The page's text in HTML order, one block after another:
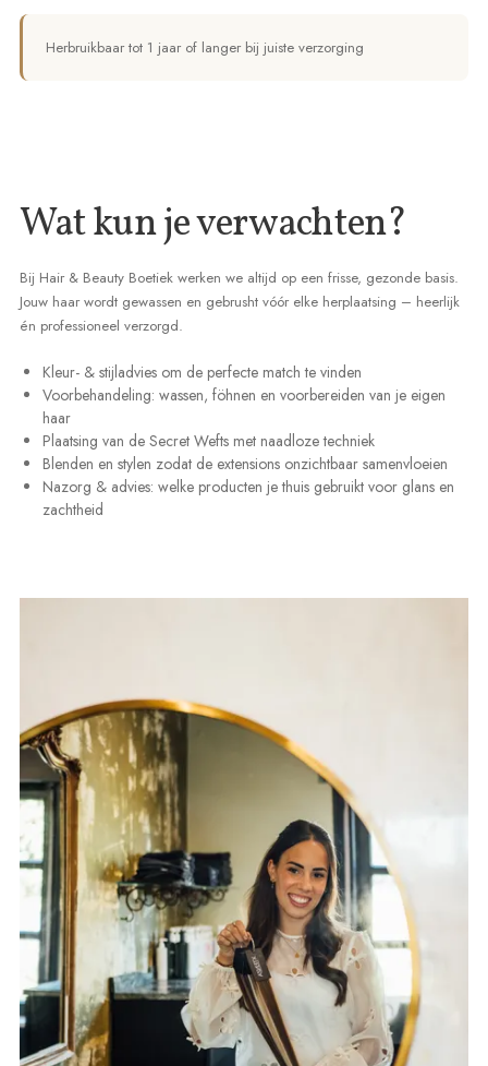
Herbruikbaar tot 1 jaar of langer bij juiste verzorging
Wat kun je verwachten?
Bij Hair & Beauty Boetiek werken we altijd op een frisse, gezonde basis.
Jouw haar wordt gewassen en gebrusht vóór elke herplaatsing – heerlijk
én professioneel verzorgd.
Kleur- & stijladvies om de perfecte match te vinden
Voorbehandeling: wassen, föhnen en voorbereiden van je eigen
haar
Plaatsing van de Secret Wefts met naadloze techniek
Blenden en stylen zodat de extensions onzichtbaar samenvloeien
Nazorg & advies: welke producten je thuis gebruikt voor glans en
zachtheid